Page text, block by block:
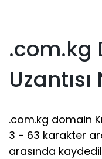
.com.kg
.com.kg domain
3 - 63 karakter
arasında